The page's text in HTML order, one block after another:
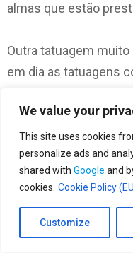
We value your
This site uses cookies
personalize ads and
shared with Google and
cookies. Cookie Policy
Customize
almas que estão
Outra tatuagem muito
em dia as tatuagens
mais brilhantes e
Uma tatuagem
é visto segurando
terra dos vivos.